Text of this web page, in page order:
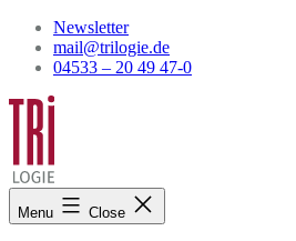
Skip
content
Newsletter
mail@trilogie.de
04533 – 20 49 47-0
Menu Close